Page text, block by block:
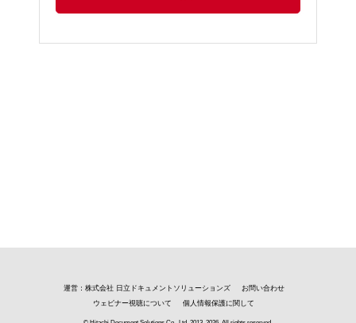
運営：株式会社 日立ドキュメントソリューションズ
お問い合わせ
ウェビナー視聴について
個人情報保護に関して